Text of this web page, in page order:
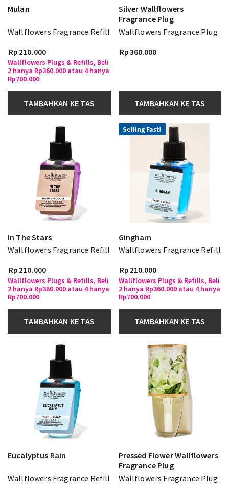
Mulan
Wallflowers Fragrance Refill
Rp 210.000
Wallflowers Plugs & Refills, Beli
2 hanya Rp360.000 atau 4 hanya
Rp700.000
TAMBAHKAN KE TAS
Silver Wallflowers
Fragrance Plug
Wallflowers Fragrance Plug
Rp 360.000
TAMBAHKAN KE TAS
In The Stars
Wallflowers Fragrance Refill
Rp 210.000
Wallflowers Plugs & Refills, Beli
2 hanya Rp360.000 atau 4 hanya
Rp700.000
TAMBAHKAN KE TAS
Selling Fast!
Gingham
Wallflowers Fragrance Refill
Rp 210.000
Wallflowers Plugs & Refills, Beli
2 hanya Rp360.000 atau 4 hanya
Rp700.000
TAMBAHKAN KE TAS
Eucalyptus Rain
Wallflowers Fragrance Refill
Pressed Flower Wallflowers
Fragrance Plug
Wallflowers Fragrance Plug